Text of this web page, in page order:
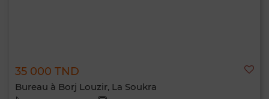
35 000 TND
Bureau à Borj Louzir, La Soukra